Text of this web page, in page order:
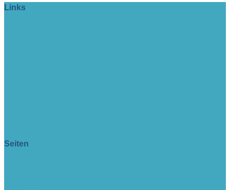
Links
Seiten